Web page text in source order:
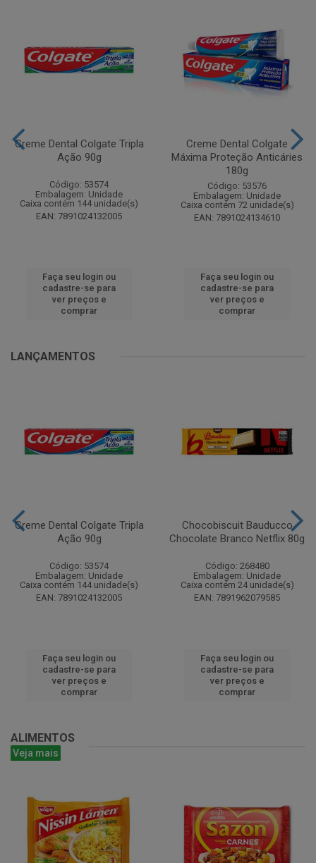
Creme Dental Colgate Tripla
Ação 90g
Código: 53574
Embalagem: Unidade
Caixa contém 144 unidade(s)
EAN: 7891024132005
Faça seu login ou
cadastre-se para
ver preços e
comprar
Creme Dental Colgate
Máxima Proteção Anticáries
180g
Código: 53576
Embalagem: Unidade
Caixa contém 72 unidade(s)
EAN: 7891024134610
Faça seu login ou
cadastre-se para
ver preços e
comprar
LANÇAMENTOS
Creme Dental Colgate Tripla
Ação 90g
Código: 53574
Embalagem: Unidade
Caixa contém 144 unidade(s)
EAN: 7891024132005
Faça seu login ou
cadastre-se para
ver preços e
comprar
Chocobiscuit Bauducco
Chocolate Branco Netflix 80g
Código: 268480
Embalagem: Unidade
Caixa contém 24 unidade(s)
EAN: 7891962079585
Faça seu login ou
cadastre-se para
ver preços e
comprar
ALIMENTOS
Veja mais